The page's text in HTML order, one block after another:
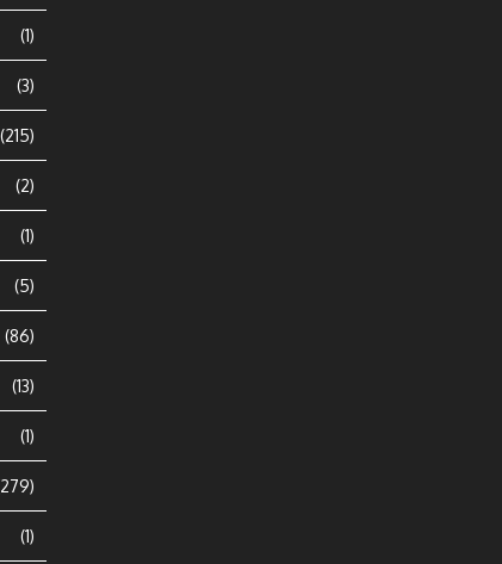
(1)
(3)
(215)
(2)
(1)
(5)
(86)
(13)
(1)
(1)